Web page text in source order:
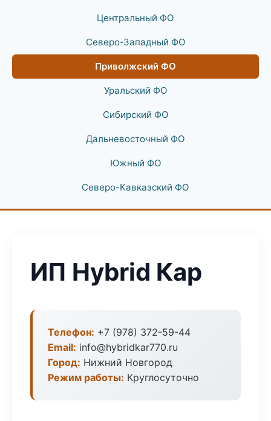
Центральный ФО
Северо-Западный ФО
Приволжский ФО
Уральский ФО
Сибирский ФО
Дальневосточный ФО
Южный ФО
Северо-Кавказский ФО
ИП Hybrid Кар
Телефон: +7 (978) 372-59-44
Email: info@hybridkar770.ru
Город: Нижний Новгород
Режим работы: Круглосуточно